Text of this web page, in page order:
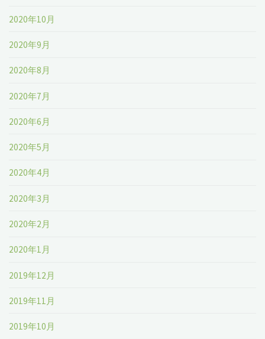
2020年10月
2020年9月
2020年8月
2020年7月
2020年6月
2020年5月
2020年4月
2020年3月
2020年2月
2020年1月
2019年12月
2019年11月
2019年10月